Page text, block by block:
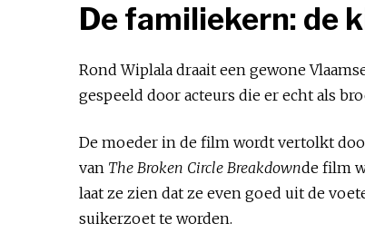
De familiekern: de
Rond Wiplala draait een gewone
gespeeld door acteurs die er echt als
De moeder in de film wordt vertolkt
van The Broken Circle Breakdownde film
laat ze zien dat ze even goed uit de
suikerzoet te worden.